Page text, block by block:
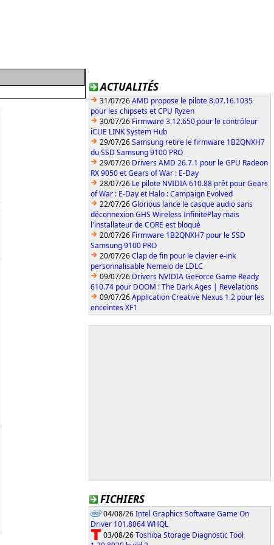
ACTUALITÉS
31/07/26AMD propose le pilote 8.07.16.1035
pour les chipsets et CPU Ryzen
30/07/26 Firmware 3.12.650 pour le contrôleur
iCUE LINK System Hub
29/07/26Samsung retire le firmware 1B2QNXH7
du SSD Samsung 9100 PRO
29/07/26 Drivers AMD 26.7.1 pour le GPU Radeon
RX 9050 et Gears of War : E-Day
28/07/26 Le pilote NVIDIA 610.88 prêt pour Gears
of War : E-Day et Halo : Campaign Evolved
22/07/26Glorious lance le casque audio sans
déconnexion GHS Wireless InfinitePlay mais
l'installateur de CORE est bloqué
20/07/26 Firmware 1B2QNXH7 pour le SSD
Samsung 9100 PRO
20/07/26Clap de fin pour le clavier e-ink
personnalisable Nemeio de LDLC
09/07/26 Drivers NVIDIA GeForce Game Ready
610.74 pour DOOM : The Dark Ages | Revelations
09/07/26Application Creative Nexus 1.2 pour les
enceintes XF1
FICHIERS
04/08/26Intel Graphics Software Game On
Driver 101.8864 WHQL
03/08/26Toshiba Storage Diagnostic Tool